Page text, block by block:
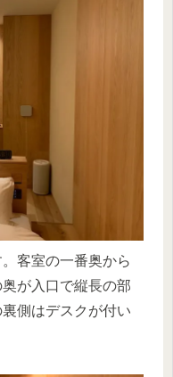
客室の一番奥から
が入口で縦長の部
側はデスクが付い